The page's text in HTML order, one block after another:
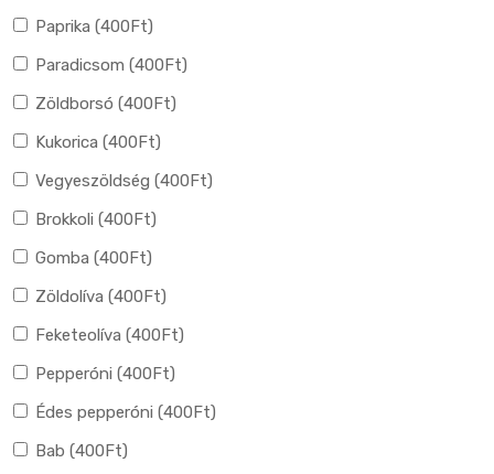
Paprika (400Ft)
Paradicsom (400Ft)
Zöldborsó (400Ft)
Kukorica (400Ft)
Vegyeszöldség (400Ft)
Brokkoli (400Ft)
Gomba (400Ft)
Zöldolíva (400Ft)
Feketeolíva (400Ft)
Pepperóni (400Ft)
Édes pepperóni (400Ft)
Bab (400Ft)